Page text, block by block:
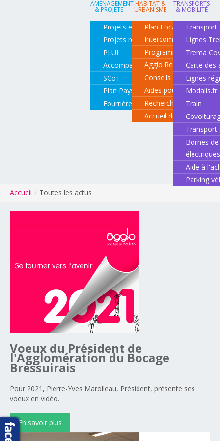
AMÉNAGEMENT
& PROJETS
Projets en cours
Projets réalisés
PLUI
Accompagnement de projets
SCoT
Plan Paysage
Fourrière animale
HABITAT &
URBANISME
Plan Local d'Urbanisme
Intercommunal
Programme local de
Agglo Renov
Conseils pour rénover
Aides pour rénover
Recherche d'un
Accueil des gens du
TRANSPORTS
& MOBILITÉ
Transport
Lignes
Trema
Carte des
Lignes
Modalis.fr
Train
Transport
Bornes
électriques
Aide à
Parking
Accueil / Toutes les actus
Voeux du Président de
l'Agglomération du Bocage
Bressuirais
Pour 2021, Pierre-Yves Marolleau, Président, présente ses
voeux en vidéo.
En savoir plus